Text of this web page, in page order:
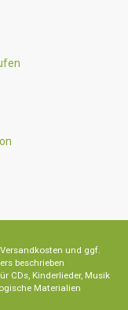
und ggf.
beschrieben
CDs, Kinderlieder, Musik
Materialien